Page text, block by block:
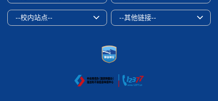
--校内站点-- --其他链接--